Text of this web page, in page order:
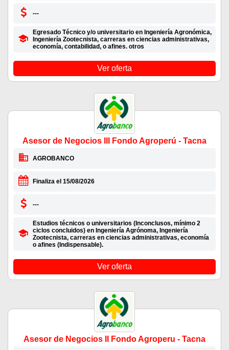
---
Egresado Técnico y/o universitario en Ingeniería Agronómica,
Ingeniería Zootecnista, carreras en ciencias administrativas,
economía, contabilidad, o afines. otros
Ver oferta
Asesor de Negocios III Fondo Agroperú - Tacna
AGROBANCO
Finaliza el 15/08/2026
---
Estudios técnicos o universitarios (Inconclusos, mínimo 2
ciclos concluidos) en Ingeniería Agrónoma, Ingeniería
Zootecnista, carreras en ciencias administrativas, economía
o afines (Indispensable).
Ver oferta
Asesor de Negocios II Fondo Agroperu - Tacna